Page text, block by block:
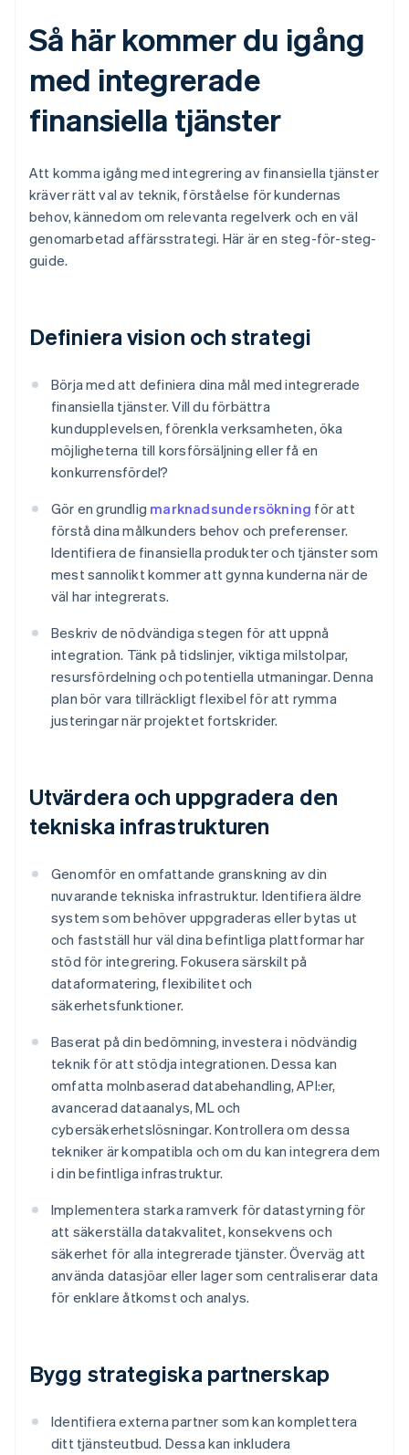
Så här kommer du igång
med integrerade
finansiella tjänster
Att komma igång med integrering av finansiella tjänster
kräver rätt val av teknik, förståelse för kundernas
behov, kännedom om relevanta regelverk och en väl
genomarbetad affärsstrategi. Här är en steg-för-steg-
guide.
Definiera vision och strategi
Börja med att definiera dina mål med integrerade
finansiella tjänster. Vill du förbättra
kundupplevelsen, förenkla verksamheten, öka
möjligheterna till korsförsäljning eller få en
konkurrensfördel?
Gör en grundlig marknadsundersökning för att
förstå dina målkunders behov och preferenser.
Identifiera de finansiella produkter och tjänster som
mest sannolikt kommer att gynna kunderna när de
väl har integrerats.
Beskriv de nödvändiga stegen för att uppnå
integration. Tänk på tidslinjer, viktiga milstolpar,
resursfördelning och potentiella utmaningar. Denna
plan bör vara tillräckligt flexibel för att rymma
justeringar när projektet fortskrider.
Utvärdera och uppgradera den
tekniska infrastrukturen
Genomför en omfattande granskning av din
nuvarande tekniska infrastruktur. Identifiera äldre
system som behöver uppgraderas eller bytas ut
och fastställ hur väl dina befintliga plattformar har
stöd för integrering. Fokusera särskilt på
dataformatering, flexibilitet och
säkerhetsfunktioner.
Baserat på din bedömning, investera i nödvändig
teknik för att stödja integrationen. Dessa kan
omfatta molnbaserad databehandling, API:er,
avancerad dataanalys, ML och
cybersäkerhetslösningar. Kontrollera om dessa
tekniker är kompatibla och om du kan integrera dem
i din befintliga infrastruktur.
Implementera starka ramverk för datastyrning för
att säkerställa datakvalitet, konsekvens och
säkerhet för alla integrerade tjänster. Överväg att
använda datasjöar eller lager som centraliserar data
för enklare åtkomst och analys.
Bygg strategiska partnerskap
Identifiera externa partner som kan komplettera
ditt tjänsteutbud. Dessa kan inkludera